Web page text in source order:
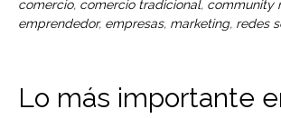
comercio, comercio tradicional, community
emprendedor, empresas, marketing, redes
Lo más importante